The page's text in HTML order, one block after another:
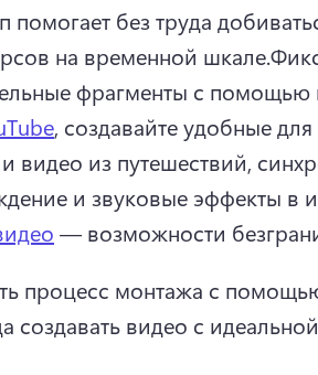
помогает без труда
на временной шкале.
фрагменты с помощью
, создавайте удобные
видео из путешествий,
и звуковые эффекты в
— возможности
процесс монтажа с
создавать видео с идеальной